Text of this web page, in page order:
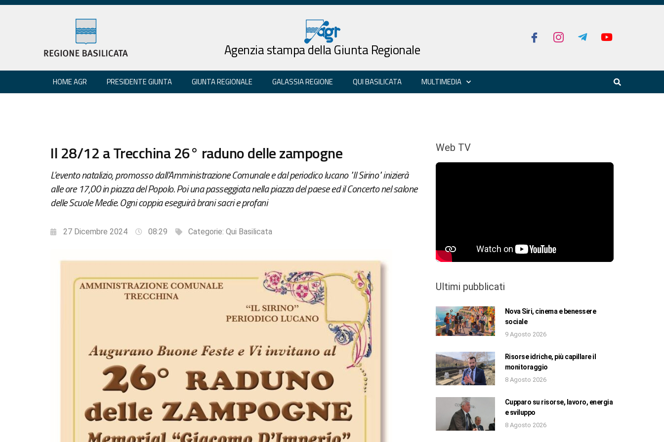
Agenzia stampa della Giunta Regionale
HOME AGR PRESIDENTE GIUNTA GIUNTA REGIONALE GALASSIA REGIONE QUI BASILICATA MULTIMEDIA
Il 28/12 a Trecchina 26° raduno delle zampogne
L'evento natalizio, promosso dall'Amministrazione Comunale e dal periodico lucano "Il Sirino" inizierà
alle ore 17,00 in piazza del Popolo. Poi una passeggiata nella piazza del paese ed il Concerto nel salone
delle Scuole Medie. Ogni coppia eseguirà brani sacri e profani
27 Dicembre 2024 08:29 Categorie: Qui Basilicata
Web TV
Ultimi pubblicati
Nova Siri, cinema e benessere
sociale
9 Agosto 2026
Risorse idriche, più capillare il
monitoraggio
8 Agosto 2026
Cupparo su risorse, lavoro, energia
e sviluppo
8 Agosto 2026